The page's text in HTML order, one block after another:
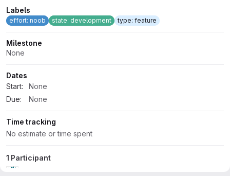
Labels
effort: noob state: development type: feature
Milestone
None
Dates
Start:
None
Due:
None
Time tracking
No estimate or time spent
1 Participant